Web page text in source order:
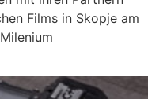
Films in Skopje am
Kino Milenium